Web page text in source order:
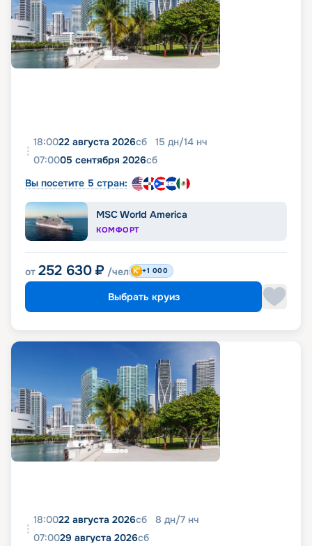
18:0022 августа 2026сб 15 дн/14 нч
07:0005 сентября 2026сб
Вы посетите 5 стран:
MSC World America
КОМФОРТ
от 252 630 ₽ /чел +1 000
Выбрать круиз
18:0022 августа 2026сб 8 дн/7 нч
07:0029 августа 2026сб